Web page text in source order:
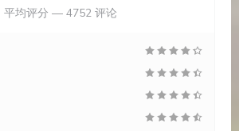
平均评分 — 4752 评论